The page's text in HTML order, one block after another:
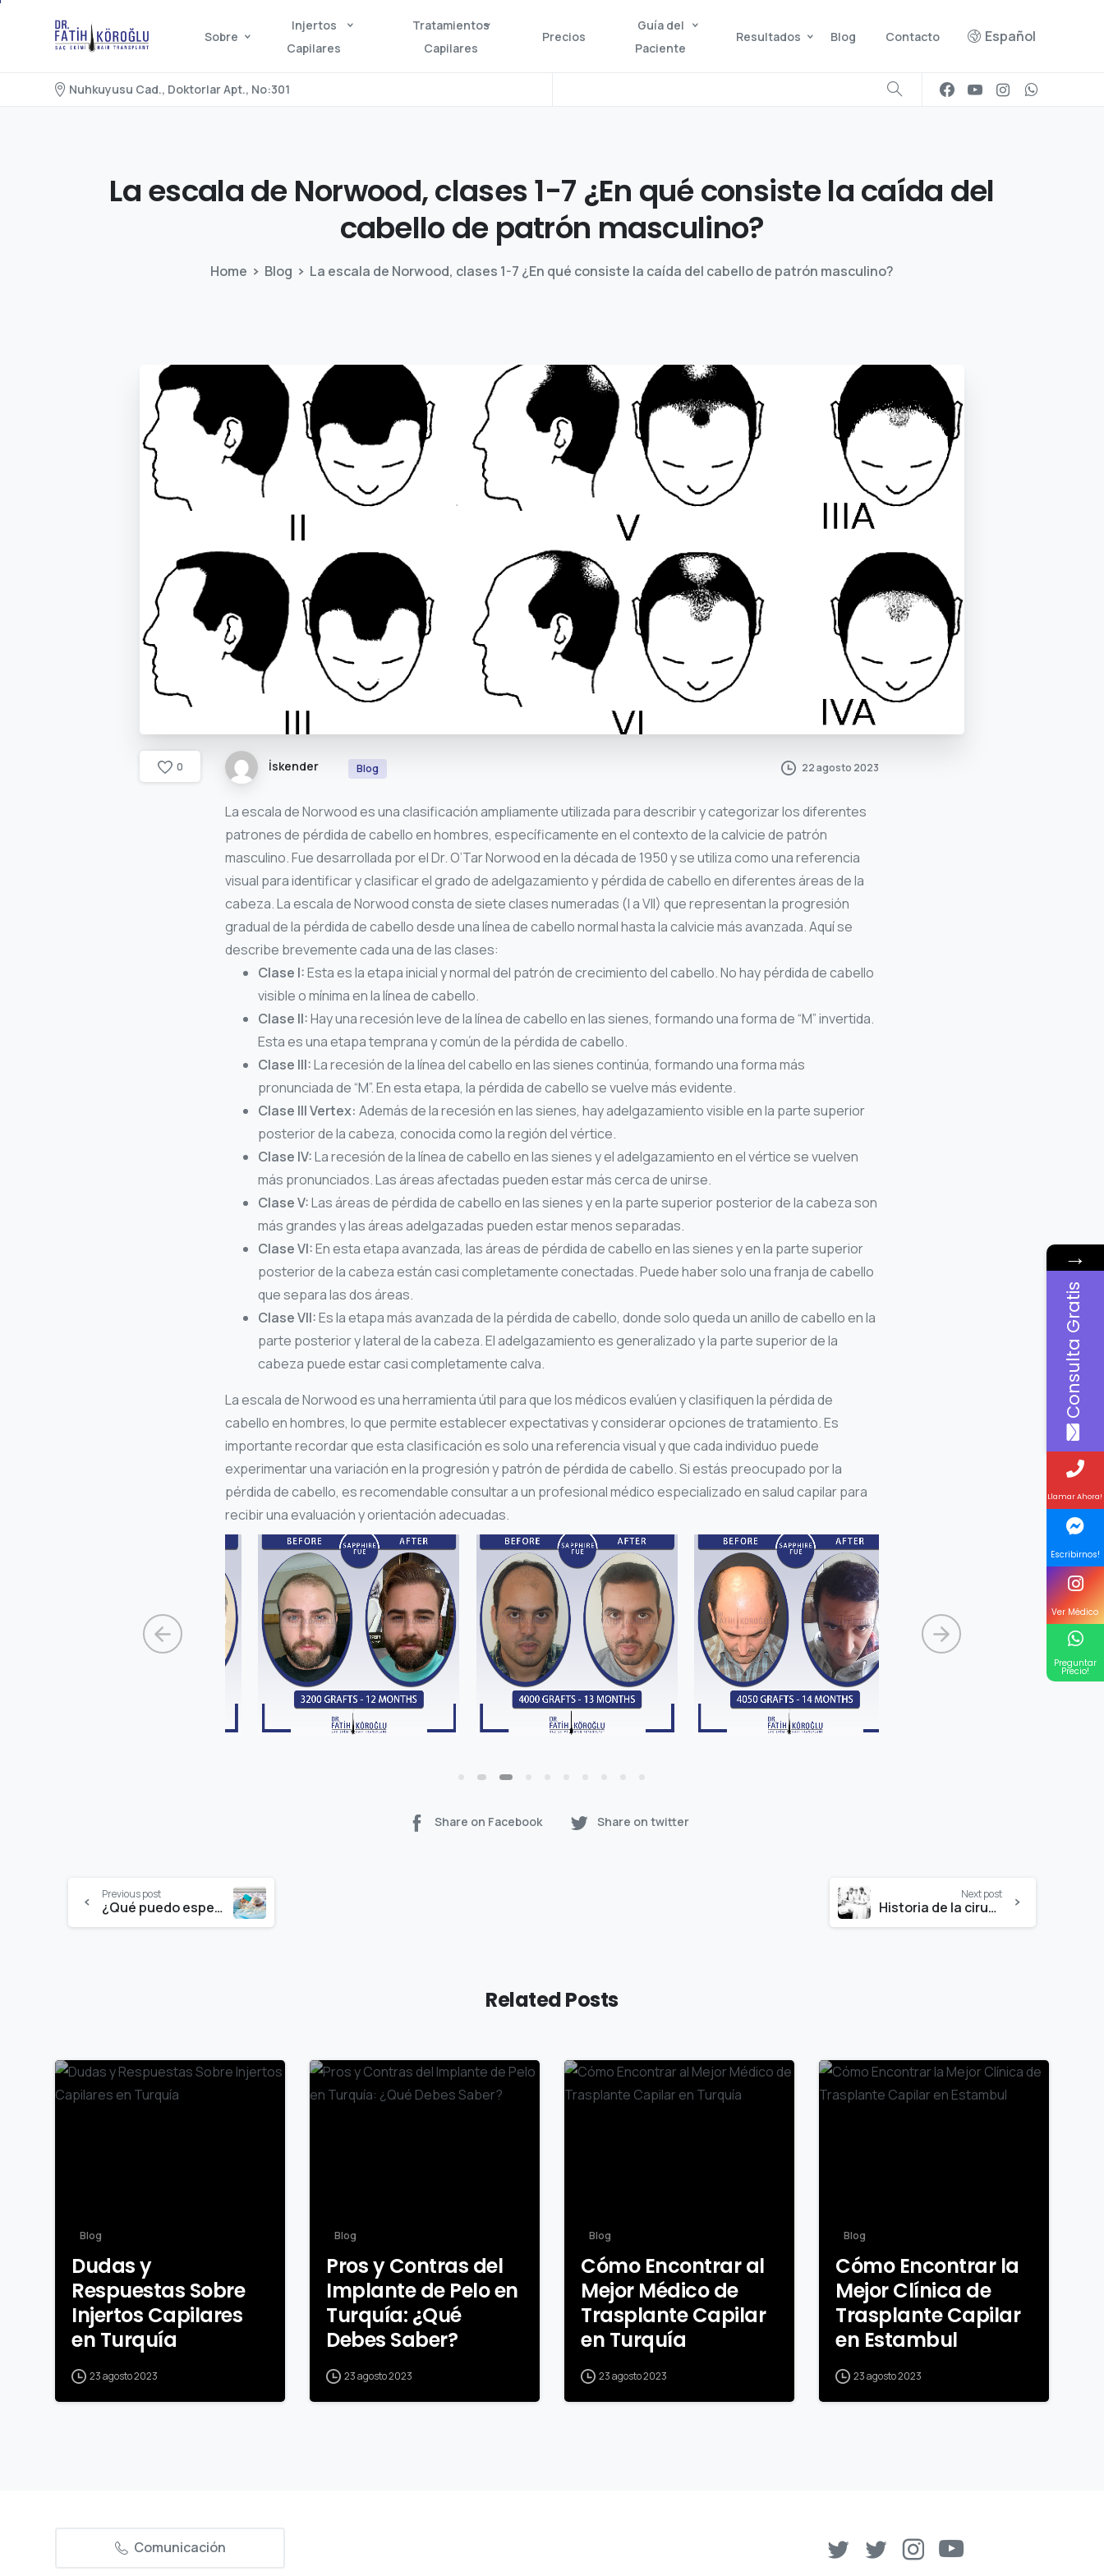
Sobre
Injertos
Capilares
Tratamientos
Capilares
Precios
Guía del
Paciente
Resultados Blog Contacto Español
Nuhkuyusu Cad., Doktorlar Apt., No:301
Laescalade Norwood,clases1-7 ¿En quéconsistelacaída del
cabellode patrón masculino?
Home Blog La escala de Norwood, clases 1-7 ¿En qué consiste la caída del cabello de patrón masculino?
0 İskender Blog 22 agosto 2023
La escala de Norwood es una clasificación ampliamente utilizada para describir y categorizar los diferentes
patrones de pérdida de cabello en hombres, específicamente en el contexto de la calvicie de patrón
masculino. Fue desarrollada por el Dr. O’Tar Norwood en la década de 1950 y se utiliza como una referencia
visual para identificar y clasificar el grado de adelgazamiento y pérdida de cabello en diferentes áreas de la
cabeza. La escala de Norwood consta de siete clases numeradas (I a VII) que representan la progresión
gradual de la pérdida de cabello desde una línea de cabello normal hasta la calvicie más avanzada. Aquí se
describe brevemente cada una de las clases:
Clase I:Esta es la etapa inicial y normal del patrón de crecimiento del cabello. No hay pérdida de cabello
visible o mínima en la línea de cabello.
Clase II:Hay una recesión leve de la línea de cabello en las sienes, formando una forma de “M” invertida.
Esta es una etapa temprana y común de la pérdida de cabello.
Clase III:La recesión de la línea del cabello en las sienes continúa, formando una forma más
pronunciada de “M”. En esta etapa, la pérdida de cabello se vuelve más evidente.
Clase III Vertex: Además de la recesión en las sienes, hay adelgazamiento visible en la parte superior
posterior de la cabeza, conocida como la región del vértice.
Clase IV:La recesión de la línea de cabello en las sienes y el adelgazamiento en el vértice se vuelven
más pronunciados. Las áreas afectadas pueden estar más cerca de unirse.
Clase V:Las áreas de pérdida de cabello en las sienes y en la parte superior posterior de la cabeza son
más grandes y las áreas adelgazadas pueden estar menos separadas.
Clase VI:En esta etapa avanzada, las áreas de pérdida de cabello en las sienes y en la parte superior
posterior de la cabeza están casi completamente conectadas. Puede haber solo una franja de cabello
que separa las dos áreas.
Clase VII:Es la etapa más avanzada de la pérdida de cabello, donde solo queda un anillo de cabello en la
parte posterior y lateral de la cabeza. El adelgazamiento es generalizado y la parte superior de la
cabeza puede estar casi completamente calva.
La escala de Norwood es una herramienta útil para que los médicos evalúen y clasifiquen la pérdida de
cabello en hombres, lo que permite establecer expectativas y considerar opciones de tratamiento. Es
importante recordar que esta clasificación es solo una referencia visual y que cada individuo puede
experimentar una variación en la progresión y patrón de pérdida de cabello. Si estás preocupado por la
pérdida de cabello, es recomendable consultar a un profesional médico especializado en salud capilar para
recibir una evaluación y orientación adecuadas.
Share on Facebook Share on twitter
Continue
Reading
Previous post
¿Qué puedo esperar del trasplante capilar?
Next post
Historia de la cirugía de trasplante capilar
Related Posts
Blog
Dudas y
Respuestas Sobre
Injertos Capilares
en Turquía
23 agosto 2023
Blog
Pros y Contras del
Implante de Pelo en
Turquía: ¿Qué
Debes Saber?
23 agosto 2023
Blog
Cómo Encontrar al
Mejor Médico de
Trasplante Capilar
en Turquía
23 agosto 2023
Blog
Cómo Encontrar la
Mejor Clínica de
Trasplante Capilar
en Estambul
23 agosto 2023
Comunicación
→
Consulta Gratis
Llamar Ahora!
Escribirnos!
Ver Médico
Preguntar
Precio!